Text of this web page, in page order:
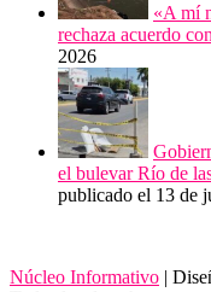
«A mí
rechaza acuerdo
2026
el bulevar Río de
publicado el 13 de
Núcleo Informativo |